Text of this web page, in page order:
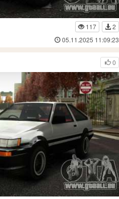
117
2
05.11.2025 11:09:23
0